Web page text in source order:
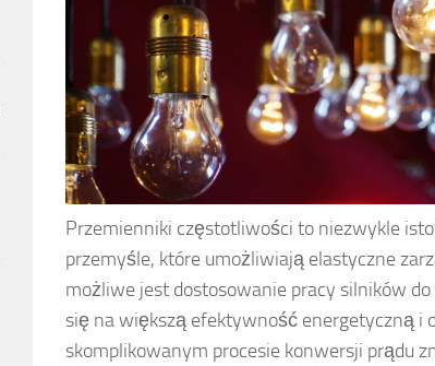
Przemienniki częstotliwości to niezwykle
przemyśle, które umożliwiają elastyczne
możliwe jest dostosowanie pracy silników
się na większą efektywność energetyczną i
skomplikowanym procesie konwersji prądu